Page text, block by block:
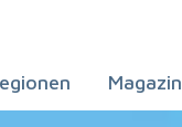
Magazin